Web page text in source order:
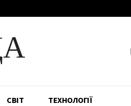
СВІТ ТЕХНОЛОГІЇ